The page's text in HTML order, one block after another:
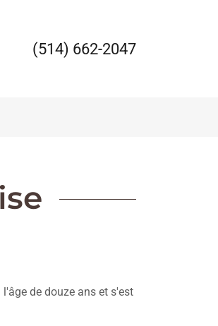
(514) 662-2047
de douze ans et s'est